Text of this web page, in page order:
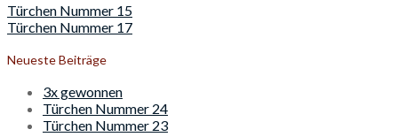
Beitragsnavigation
Türchen Nummer 15
Türchen Nummer 17
Neueste Beiträge
3x gewonnen
Türchen Nummer 24
Türchen Nummer 23